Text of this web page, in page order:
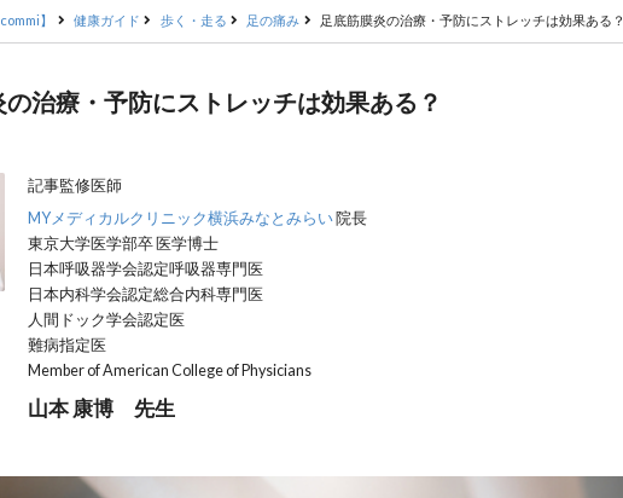
】 健康ガイド 歩く・走る 足の痛み 足底筋膜炎の治療・予防にストレッチは効果ある？
の治療・予防にストレッチは効果ある？
記事監修医師
MYメディカルクリニック横浜みなとみらい院長
東京大学医学部卒 医学博士
日本呼吸器学会認定呼吸器専門医
日本内科学会認定総合内科専門医
人間ドック学会認定医
難病指定医
Member of American College of Physicians
山本 康博 先生